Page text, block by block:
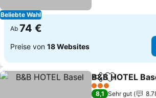
Beliebte Wahl
Ab 74 €
Preise von 18 Websites
TeilenZu
B&B HOTEL
3 Sterne
8,1 Sehr gut